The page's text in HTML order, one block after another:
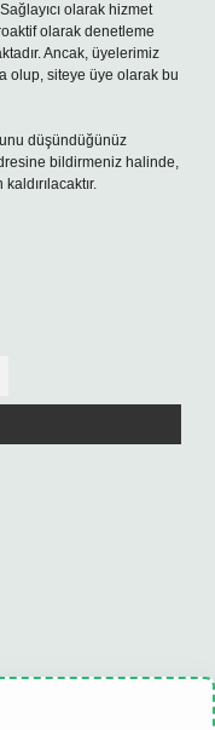
olarak hizmet
olarak denetleme
Ancak, üyelerimiz
olup, siteye üye olarak bu
düşündüğünüz
bildirmeniz halinde,